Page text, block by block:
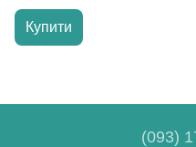
Купити
(093)